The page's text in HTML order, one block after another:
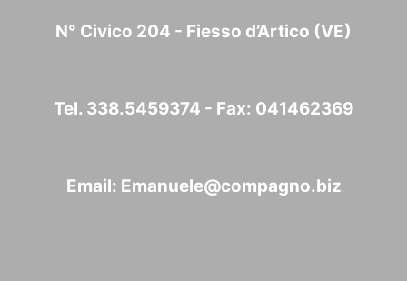
N° Civico 204 - Fiesso d’Artico (VE)
Tel. 338.5459374 - Fax: 041462369
Email: Emanuele@compagno.biz